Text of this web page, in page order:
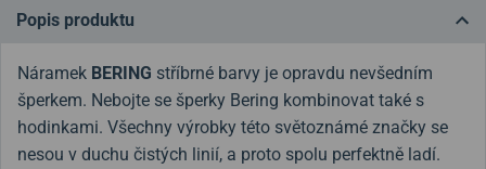
Popis produktu
Náramek BERING stříbrné barvy je opravdu nevšedním
šperkem. Nebojte se šperky Bering kombinovat také s
hodinkami. Všechny výrobky této světoznámé značky se
nesou v duchu čistých linií, a proto spolu perfektně ladí.